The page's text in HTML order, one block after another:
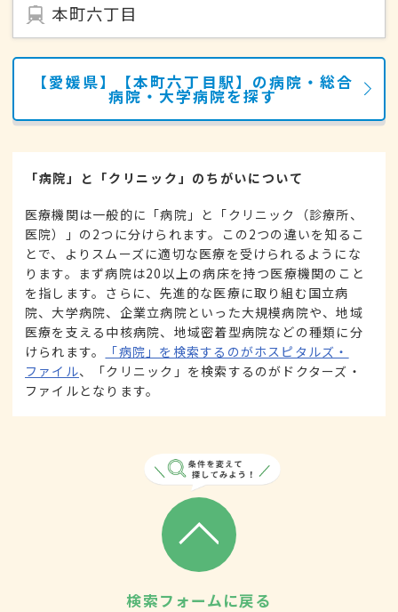
本町六丁目
【愛媛県】【本町六丁目駅】の病院・総合
病院・大学病院を探す
「病院」と「クリニック」のちがいについて
医療機関は一般的に「病院」と「クリニック（診療所、
医院）」の2つに分けられます。この2つの違いを知るこ
とで、よりスムーズに適切な医療を受けられるようにな
ります。まず病院は20以上の病床を持つ医療機関のこと
を指します。さらに、先進的な医療に取り組む国立病
院、大学病院、企業立病院といった大規模病院や、地域
医療を支える中核病院、地域密着型病院などの種類に分
けられます。
「病院」を検索するのがホスピタルズ・
ファイル、「クリニック」を検索するのがドクターズ・
ファイルとなります。
検索フォームに戻る